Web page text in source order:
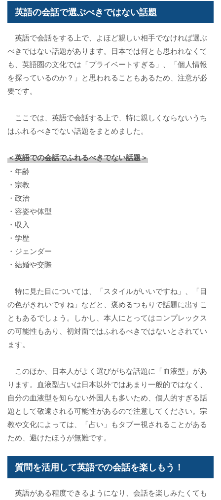
英語の会話で選ぶべきではない話題
英語で会話をする上で、よほど親しい相手でなければ選ぶ
べきではない話題があります。日本では何とも思われなくて
も、英語圏の文化では「プライベートすぎる」、「個人情報
を探っているのか？」と思われることもあるため、注意が必
要です。
ここでは、英語で会話する上で、特に親しくならないうち
はふれるべきでない話題をまとめました。
＜英語での会話でふれるべきでない話題＞
・年齢
・宗教
・政治
・容姿や体型
・収入
・学歴
・ジェンダー
・結婚や交際
特に見た目については、「スタイルがいいですね」、「目
の色がきれいですね」などと、褒めるつもりで話題に出すこ
ともあるでしょう。しかし、本人にとってはコンプレックス
の可能性もあり、初対面ではふれるべきではないとされてい
ます。
このほか、日本人がよく選びがちな話題に「血液型」があ
ります。血液型占いは日本以外ではあまり一般的ではなく、
自分の血液型を知らない外国人も多いため、個人的すぎる話
題として敬遠される可能性があるので注意してください。宗
教や文化によっては、「占い」もタブー視されることがある
ため、避けたほうが無難です。
質問を活用して英語での会話を楽しもう！
英語がある程度できるようになり、会話を楽しみたくても